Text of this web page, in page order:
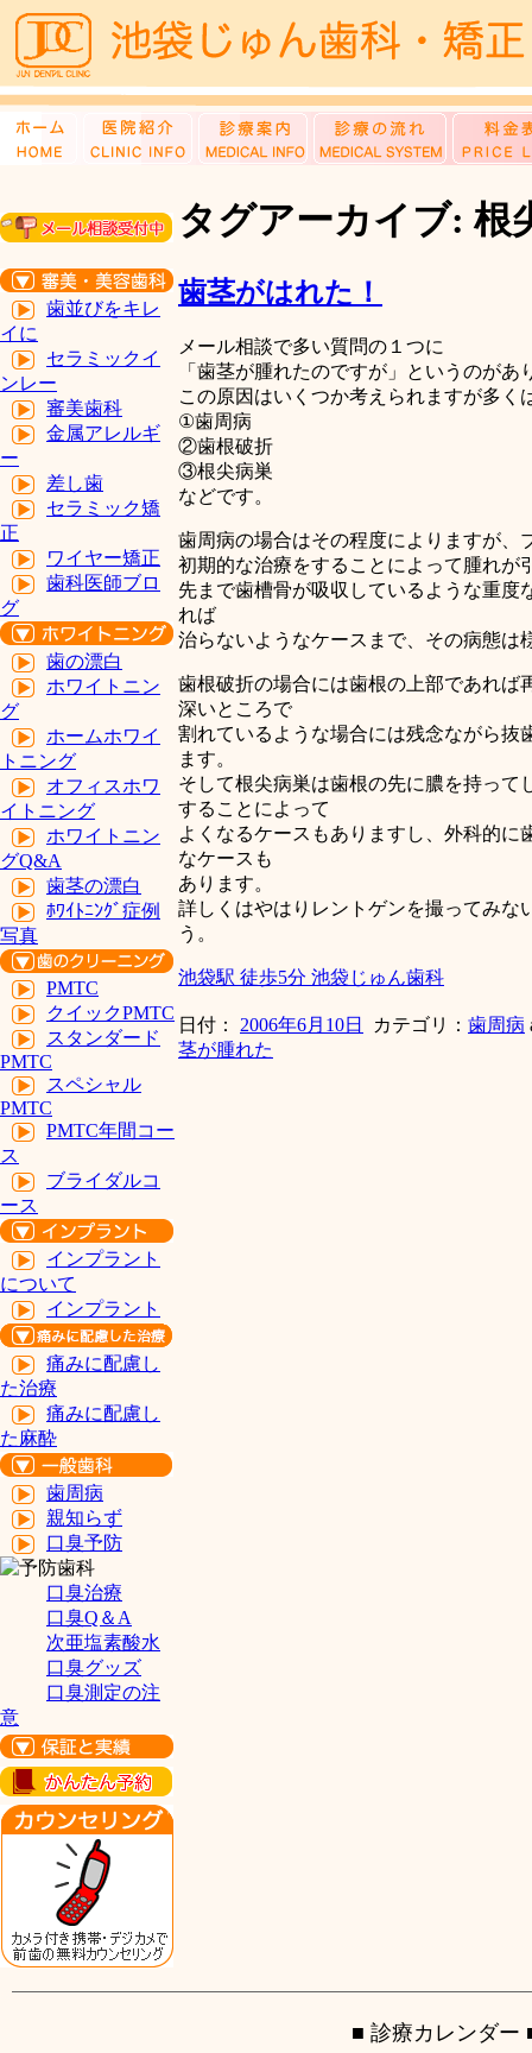
歯並びをキレ
イに
セラミックイ
ンレー
審美歯科
金属アレルギ
ー
差し歯
セラミック矯
正
ワイヤー矯正
歯科医師ブロ
グ
歯の漂白
ホワイトニン
グ
ホームホワイ
トニング
オフィスホワ
イトニング
ホワイトニン
グQ&A
歯茎の漂白
ﾎﾜｲﾄﾆﾝｸﾞ症例
写真
PMTC
クイックPMTC
スタンダード
PMTC
スペシャル
PMTC
PMTC年間コー
ス
ブライダルコ
ース
インプラント
について
インプラント
痛みに配慮し
た治療
痛みに配慮し
た麻酔
歯周病
親知らず
口臭予防
口臭治療
口臭Q＆A
次亜塩素酸水
口臭グッズ
口臭測定の注
意
タグアーカイブ: 根
歯茎がはれた！
メール相談で多い質問の１つに
「歯茎が腫れたのですが」というのがあ
この原因はいくつか考えられますが多く
①歯周病
②歯根破折
③根尖病巣
などです。
歯周病の場合はその程度によりますが、
初期的な治療をすることによって腫れが
先まで歯槽骨が吸収しているような重度
れば
治らないようなケースまで、その病態は
歯根破折の場合には歯根の上部であれば
深いところで
割れているような場合には残念ながら抜
ます。
そして根尖病巣は歯根の先に膿を持っ
することによって
よくなるケースもありますし、外科的
なケースも
あります。
詳しくはやはりレントゲンを撮ってみな
う。
池袋駅 徒歩5分 池袋じゅん歯科
日付： 2006年6月10日 カテゴリ： 歯周病
茎が腫れた
■ 診療カレンダー